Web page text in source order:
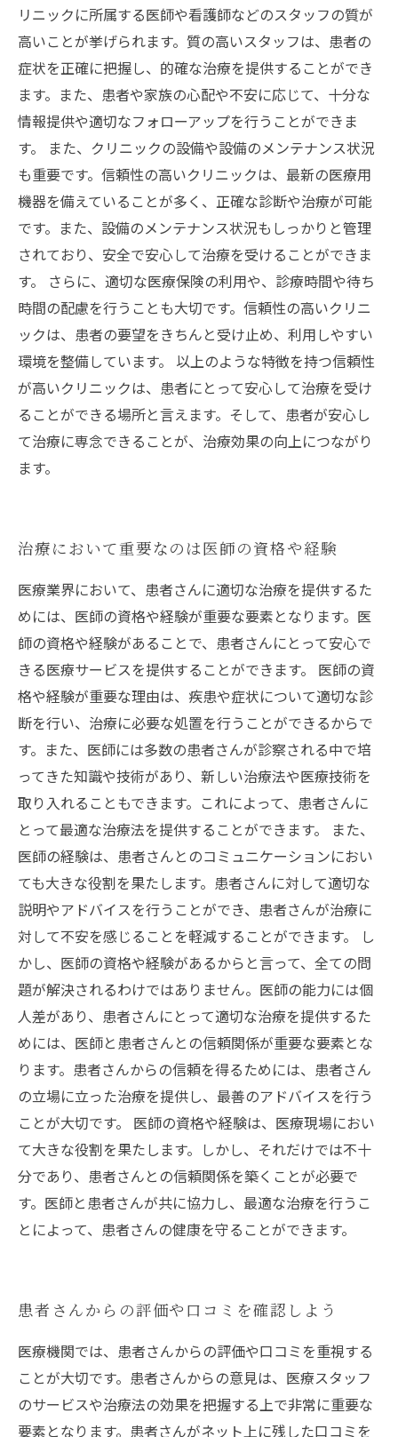
リニックに所属する医師や看護師などのスタッフの質が
高いことが挙げられます。質の高いスタッフは、患者の
症状を正確に把握し、的確な治療を提供することができ
ます。また、患者や家族の心配や不安に応じて、十分な
情報提供や適切なフォローアップを行うことができま
す。 また、クリニックの設備や設備のメンテナンス状況
も重要です。信頼性の高いクリニックは、最新の医療用
機器を備えていることが多く、正確な診断や治療が可能
です。また、設備のメンテナンス状況もしっかりと管理
されており、安全で安心して治療を受けることができま
す。 さらに、適切な医療保険の利用や、診療時間や待ち
時間の配慮を行うことも大切です。信頼性の高いクリニ
ックは、患者の要望をきちんと受け止め、利用しやすい
環境を整備しています。 以上のような特徴を持つ信頼性
が高いクリニックは、患者にとって安心して治療を受け
ることができる場所と言えます。そして、患者が安心し
て治療に専念できることが、治療効果の向上につながり
ます。
治療において重要なのは医師の資格や経験
医療業界において、患者さんに適切な治療を提供するた
めには、医師の資格や経験が重要な要素となります。医
師の資格や経験があることで、患者さんにとって安心で
きる医療サービスを提供することができます。 医師の資
格や経験が重要な理由は、疾患や症状について適切な診
断を行い、治療に必要な処置を行うことができるからで
す。また、医師には多数の患者さんが診察される中で培
ってきた知識や技術があり、新しい治療法や医療技術を
取り入れることもできます。これによって、患者さんに
とって最適な治療法を提供することができます。 また、
医師の経験は、患者さんとのコミュニケーションにおい
ても大きな役割を果たします。患者さんに対して適切な
説明やアドバイスを行うことができ、患者さんが治療に
対して不安を感じることを軽減することができます。 し
かし、医師の資格や経験があるからと言って、全ての問
題が解決されるわけではありません。医師の能力には個
人差があり、患者さんにとって適切な治療を提供するた
めには、医師と患者さんとの信頼関係が重要な要素とな
ります。患者さんからの信頼を得るためには、患者さん
の立場に立った治療を提供し、最善のアドバイスを行う
ことが大切です。 医師の資格や経験は、医療現場におい
て大きな役割を果たします。しかし、それだけでは不十
分であり、患者さんとの信頼関係を築くことが必要で
す。医師と患者さんが共に協力し、最適な治療を行うこ
とによって、患者さんの健康を守ることができます。
患者さんからの評価や口コミを確認しよう
医療機関では、患者さんからの評価や口コミを重視する
ことが大切です。患者さんからの意見は、医療スタッフ
のサービスや治療法の効果を把握する上で非常に重要な
要素となります。患者さんがネット上に残した口コミを